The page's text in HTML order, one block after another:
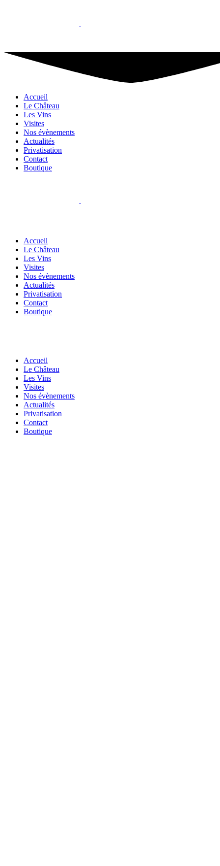
Accueil
Le Château
Les Vins
Visites
Nos évènements
Actualités
Privatisation
Contact
Boutique
Accueil
Le Château
Les Vins
Visites
Nos évènements
Actualités
Privatisation
Contact
Boutique
Accueil
Le Château
Les Vins
Visites
Nos évènements
Actualités
Privatisation
Contact
Boutique